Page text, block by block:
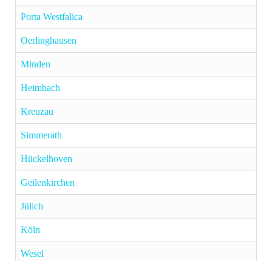
Porta Westfalica
Oerlinghausen
Minden
Heimbach
Kreuzau
Simmerath
Hückelhoven
Geilenkirchen
Jülich
Köln
Wesel